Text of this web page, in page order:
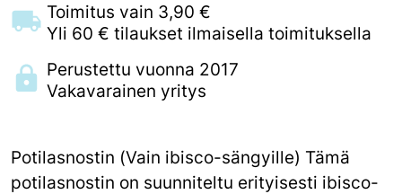
Toimitus vain 3,90 €
Yli 60 € tilaukset ilmaisella toimituksella
Perustettu vuonna 2017
Vakavarainen yritys
Potilasnostin (Vain ibisco-sängyille) Tämä
potilasnostin on suunniteltu erityisesti ibisco-